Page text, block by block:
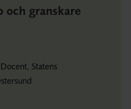
och granskare
Statens